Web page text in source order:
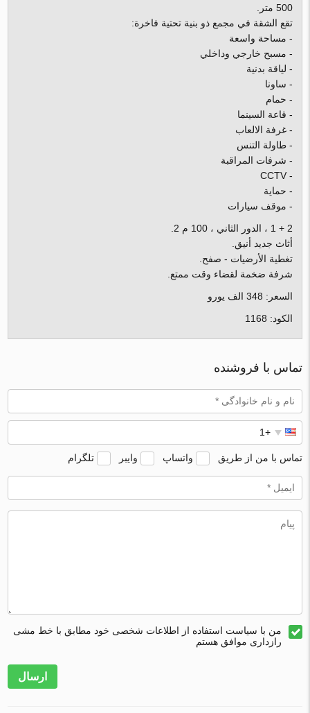
500 متر.
تقع الشقة في مجمع ذو بنية تحتية فاخرة:
- مساحة واسعة
- مسبح خارجي وداخلي
- لياقة بدنية
- ساونا
- حمام
- قاعة السينما
- غرفة الالعاب
- طاولة التنس
- شرفات المراقبة
- CCTV
- حماية
- موقف سيارات
2 + 1 ، الدور الثاني ، 100 م 2.
أثاث جديد أنيق.
تغطية الأرضيات - صفح.
شرفة ضخمة لقضاء وقت ممتع.
السعر: 348 الف يورو
الكود: 1168
تماس با فروشنده
تماس با من از طریق واتساپ وایبر تلگرام
من با سیاست استفاده از اطلاعات شخصی خود مطابق با خط مشی
رازداری موافق هستم
ارسال